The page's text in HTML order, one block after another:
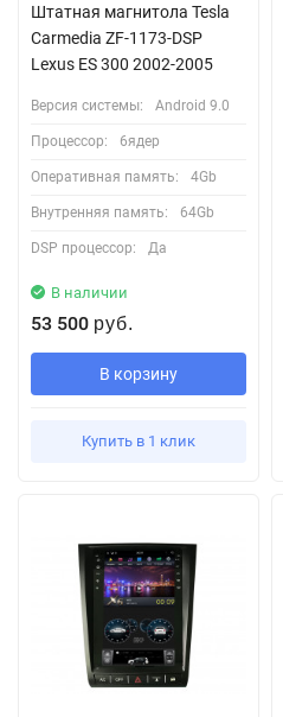
Штатная магнитола Tesla
Carmedia ZF-1173-DSP
Lexus ES 300 2002-2005
Версия системы: Android 9.0
Процессор: 6ядер
Оперативная память: 4Gb
Внутренняя память: 64Gb
DSP процессор: Да
В наличии
53 500 руб.
В корзину
Купить в 1 клик